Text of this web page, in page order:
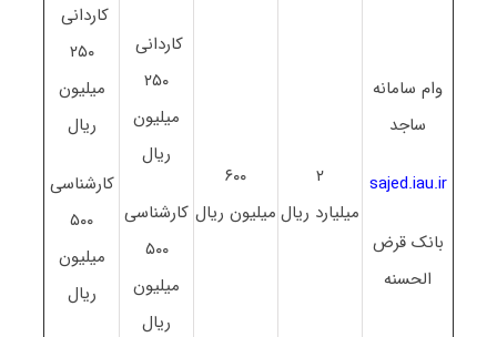
وام سامانه
ساجد
sajed.iau.ir
بانک قرض
الحسنه
۲
میلیارد ریال
۶۰۰
میلیون ریال
کاردانی
۲۵۰
میلیون
ریال
کارشناسی
۵۰۰
میلیون
ریال
کاردانی
۲۵۰
میلیون
ریال
کارشناسی
۵۰۰
میلیون
ریال